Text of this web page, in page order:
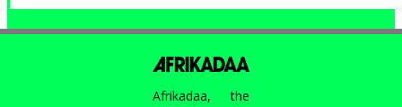
Afrikadaa, the